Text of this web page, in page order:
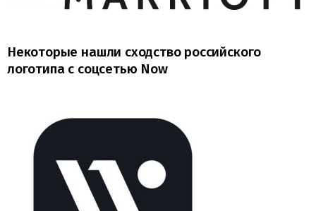
Некоторые нашли сходство российского
логотипа с соцсетью Now